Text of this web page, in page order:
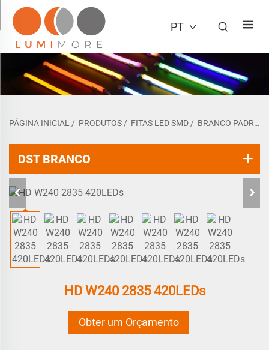
PT
PÁGINA INICIAL / PRODUTOS / FITAS LED SMD / BRANCO PADRÃO
DST BRANCO
HD W240 2835 420LEDs
Obter um Orçamento